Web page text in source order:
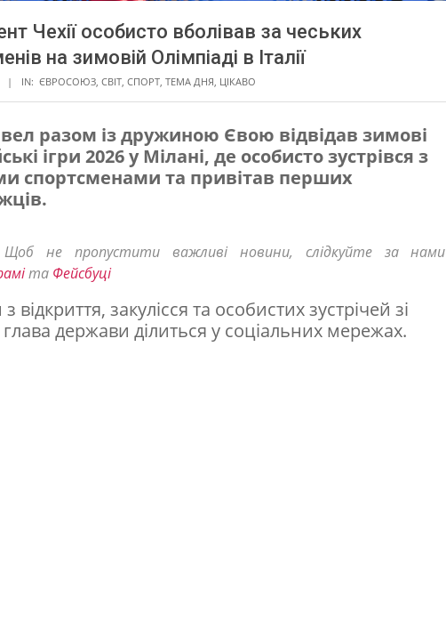
Чехії особисто вболівав за чеських
на зимовій Олімпіаді в Італії
IN: ЄВРОСОЮЗ СВІТ СПОРТ ТЕМА ДНЯ ЦІКАВО
разом із дружиною Євою відвідав зимові
ігри 2026 у Мілані, де особисто зустрівся з
спортсменами та привітав перших
Щоб не пропустити важливі новини, слідкуйте за нами
та Фейсбуці
відкриття, закулісся та особистих зустрічей зі
держави ділиться у соціальних мережах.